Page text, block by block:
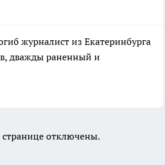
журналист из Екатеринбурга
дважды раненный и
отключены.